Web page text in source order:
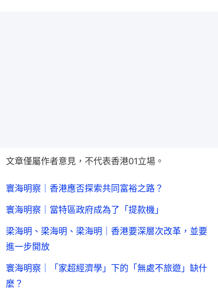
文章僅屬作者意見，不代表香港01立場。
寰海明察｜香港應否探索共同富裕之路？
寰海明察｜當特區政府成為了「提款機」
梁海明、梁海明、梁海明｜香港要深層次改革，並要
進一步開放
寰海明察｜「家超經濟學」下的「無處不旅遊」缺什
麼？